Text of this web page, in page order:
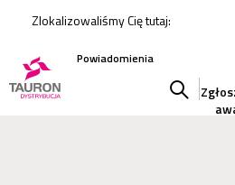
Zlokalizowaliśmy Cię tutaj:
Powiadomienia